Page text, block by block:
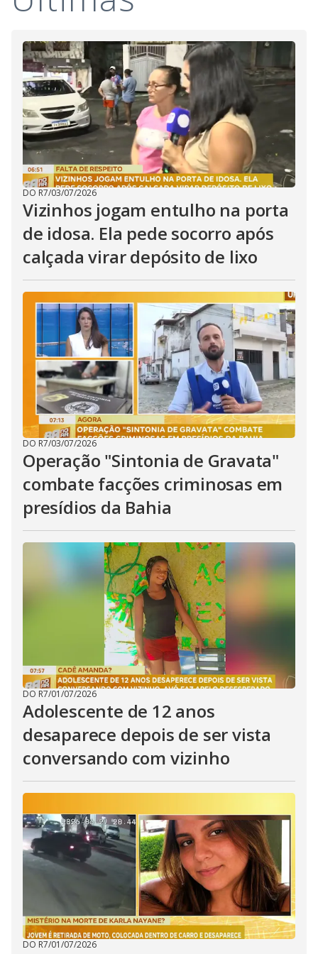
i
d
e
o
DO R7/03/07/2026
Vizinhos jogam entulho na porta
de idosa. Ela pede socorro após
calçada virar depósito de lixo
DO R7/03/07/2026
Operação "Sintonia de Gravata"
combate facções criminosas em
presídios da Bahia
DO R7/01/07/2026
Adolescente de 12 anos
desaparece depois de ser vista
conversando com vizinho
DO R7/01/07/2026